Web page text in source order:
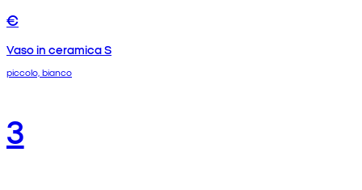
€
Vaso in ceramica S
piccolo, bianco
3